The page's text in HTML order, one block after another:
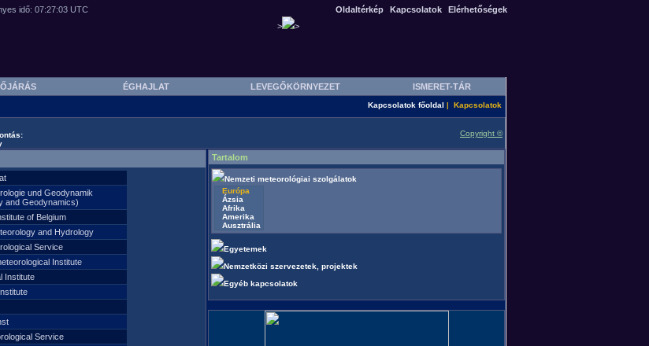
Elérhetőségek
Kapcsolatok
Oldaltérkép
>
>
ÉGHAJLAT LEVEGŐKÖRNYEZET ISMERET-TÁR
Kapcsolatok főoldal Kapcsolatok
Copyright ©
und Geodynamik
and Geodynamics)
of Belgium
and Hydrology
Service
Institute
Institute
Service
Tartalom
Nemzeti meteorológiai szolgálatok
Európa
Ázsia
Afrika
Amerika
Ausztrália
Egyetemek
Nemzetközi szervezetek, projektek
Egyéb kapcsolatok